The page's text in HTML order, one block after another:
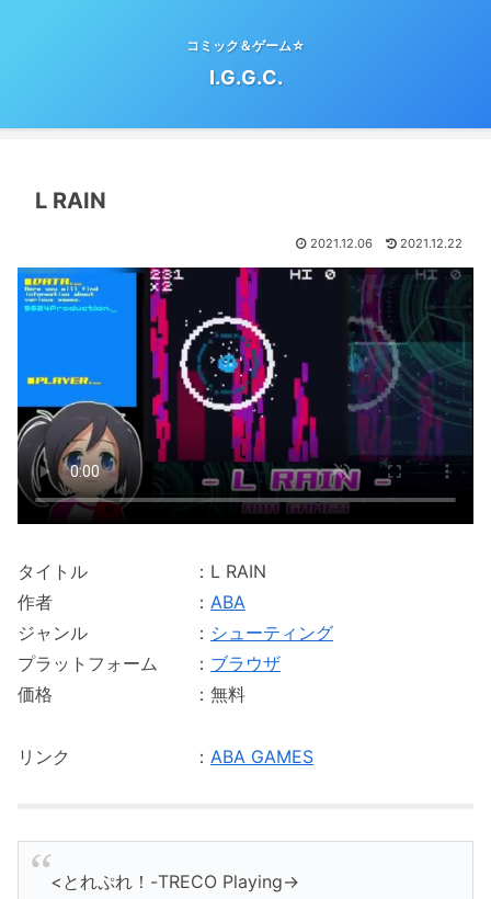
コミック＆ゲーム☆
I.G.G.C.
L RAIN
2021.12.06 2021.12.22
タイトル ：L RAIN
作者 ： ABA
ジャンル ： シューティング
プラットフォーム ： ブラウザ
価格 ：無料
リンク ： ABA GAMES
<とれぷれ！-TRECO Playing->